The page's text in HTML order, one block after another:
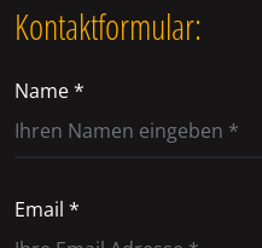
Kontaktformular:
Name *
Email *